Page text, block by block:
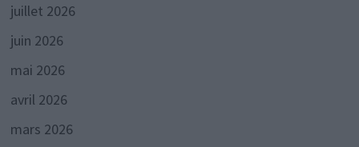
juillet 2026
juin 2026
mai 2026
avril 2026
mars 2026